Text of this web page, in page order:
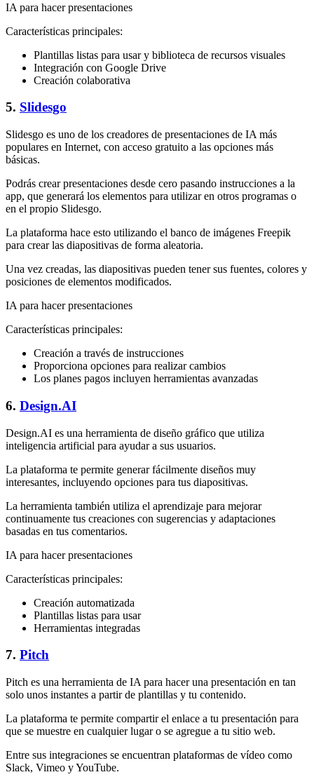
IA para hacer presentaciones
Características principales:
Plantillas listas para usar y biblioteca de recursos visuales
Integración con Google Drive
Creación colaborativa
5. Slidesgo
Slidesgo es uno de los creadores de presentaciones de IA más
populares en Internet, con acceso gratuito a las opciones más
básicas.
Podrás crear presentaciones desde cero pasando instrucciones a la
app, que generará los elementos para utilizar en otros programas o
en el propio Slidesgo.
La plataforma hace esto utilizando el banco de imágenes Freepik
para crear las diapositivas de forma aleatoria.
Una vez creadas, las diapositivas pueden tener sus fuentes, colores y
posiciones de elementos modificados.
IA para hacer presentaciones
Características principales:
Creación a través de instrucciones
Proporciona opciones para realizar cambios
Los planes pagos incluyen herramientas avanzadas
6. Design.AI
Design.AI es una herramienta de diseño gráfico que utiliza
inteligencia artificial para ayudar a sus usuarios.
La plataforma te permite generar fácilmente diseños muy
interesantes, incluyendo opciones para tus diapositivas.
La herramienta también utiliza el aprendizaje para mejorar
continuamente tus creaciones con sugerencias y adaptaciones
basadas en tus comentarios.
IA para hacer presentaciones
Características principales:
Creación automatizada
Plantillas listas para usar
Herramientas integradas
7. Pitch
Pitch es una herramienta de IA para hacer una presentación en tan
solo unos instantes a partir de plantillas y tu contenido.
La plataforma te permite compartir el enlace a tu presentación para
que se muestre en cualquier lugar o se agregue a tu sitio web.
Entre sus integraciones se encuentran plataformas de vídeo como
Slack, Vimeo y YouTube.